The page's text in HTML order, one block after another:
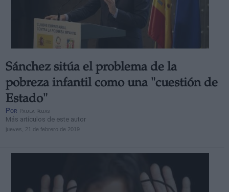
Sánchez sitúa el problema de la
pobreza infantil como una "cuestión de
Estado"
Por Paula Rojas
Más artículos de este autor
jueves, 21 de febrero de 2019